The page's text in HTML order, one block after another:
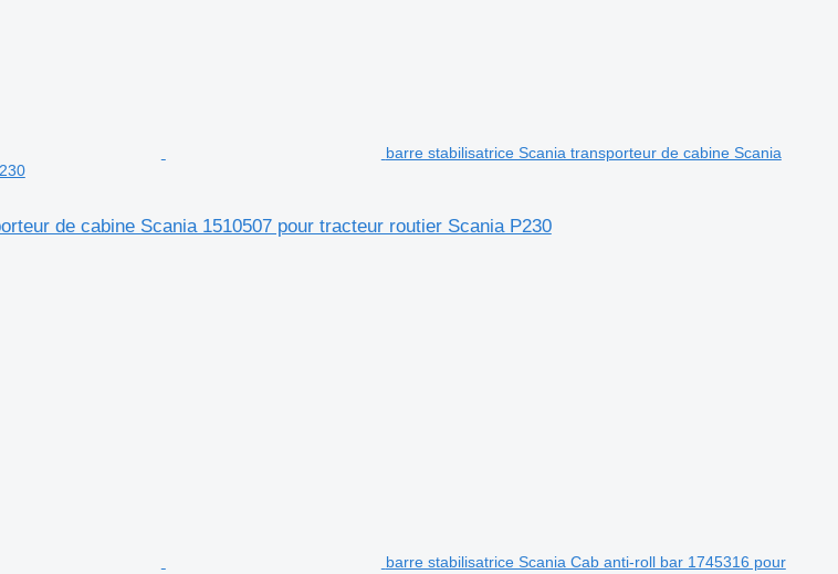
barre stabilisatrice Scania transporteur de cabine Scania
de cabine Scania 1510507 pour tracteur routier Scania P230
barre stabilisatrice Scania Cab anti-roll bar 1745316 pour